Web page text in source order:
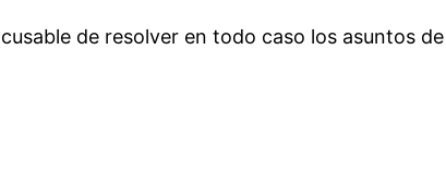
de resolver en todo caso los asuntos